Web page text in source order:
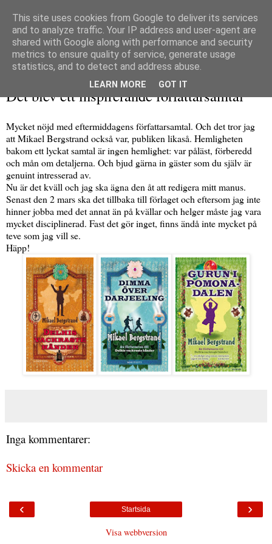
Det blev ett inspirerande författarsamtal
Mycket nöjd med eftermiddagens författarsamtal. Och det tror jag
att Mikael Bergstrand också var, publiken likaså. Hemligheten
bakom ett lyckat samtal är ingen hemlighet: var påläst, förberedd
och mån om detaljerna. Och bjud gärna in gäster som du själv är
genuint intresserad av.
Nu är det kväll och jag ska ägna den åt att redigera mitt manus.
Senast den 2 mars ska det tillbaka till förlaget och eftersom jag inte
hinner jobba med det annat än på kvällar och helger måste jag vara
mycket disciplinerad. Fast det gör inget, finns ändå inte mycket på
teve som jag vill se.
Häpp!
Inga kommentarer:
Skicka en kommentar
‹ ›
Startsida
Visa webbversion
This site uses cookies from Google to deliver its services
and to analyze traffic. Your IP address and user-agent are
shared with Google along with performance and security
metrics to ensure quality of service, generate usage
statistics, and to detect and address abuse.
LEARN MORE GOT IT